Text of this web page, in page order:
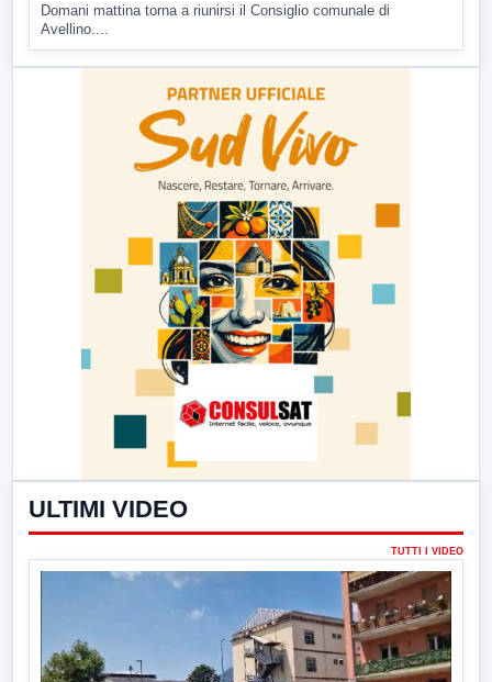
Domani mattina torna a riunirsi il Consiglio comunale di
Avellino....
ULTIMI VIDEO
TUTTI I VIDEO